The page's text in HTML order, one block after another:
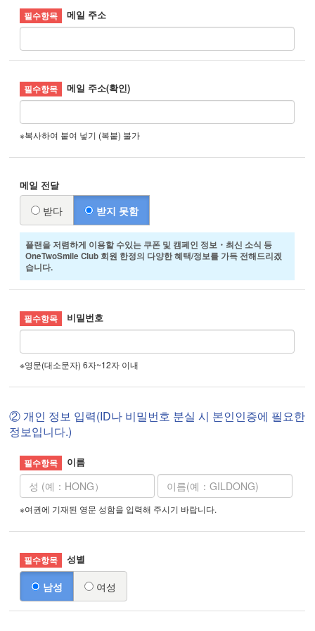
메일 주소
메일 주소(확인)
※복사하여 붙여 넣기 (복붙) 불가
메일 전달
받다 받지 못함
플랜을 저렴하게 이용할 수있는 쿠폰 및 캠페인 정보・최신 소식 등
OneTwoSmile Club 회원 한정의 다양한 혜택/정보를 가득 전해드리겠
습니다.
비밀번호
※영문(대소문자) 6자~12자 이내
② 개인 정보 입력(ID나 비밀번호 분실 시 본인인증에 필요한
정보입니다.)
이름
※여권에 기재된 영문 성함을 입력해 주시기 바랍니다.
성별
남성 여성